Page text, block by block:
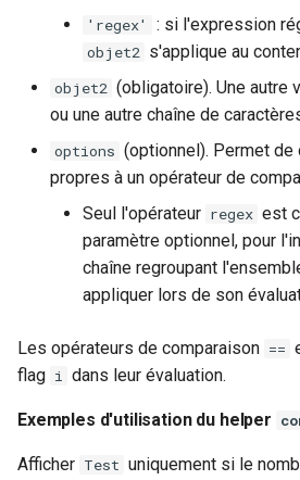
Exemple d'utilisation du
helper lowercase
Helper uppercase
Exemple d'utilisation du
helper uppercase
Helper capitalize
Exemple d'utilisation du
Helper capitalize-all
Exemple d'utilisation du
'regex' : si l'expression
objet2 s'applique au
objet2 (obligatoire). Une autre
ou une autre chaîne de
options (optionnel). Permet
propres à un opérateur de
Seul l'opérateur regex est
paramètre optionnel, pour
chaîne regroupant
appliquer lors de son
Les opérateurs de comparaison ==
flag i dans leur évaluation.
Exemples d'utilisation du helper
Afficher Test uniquement si le